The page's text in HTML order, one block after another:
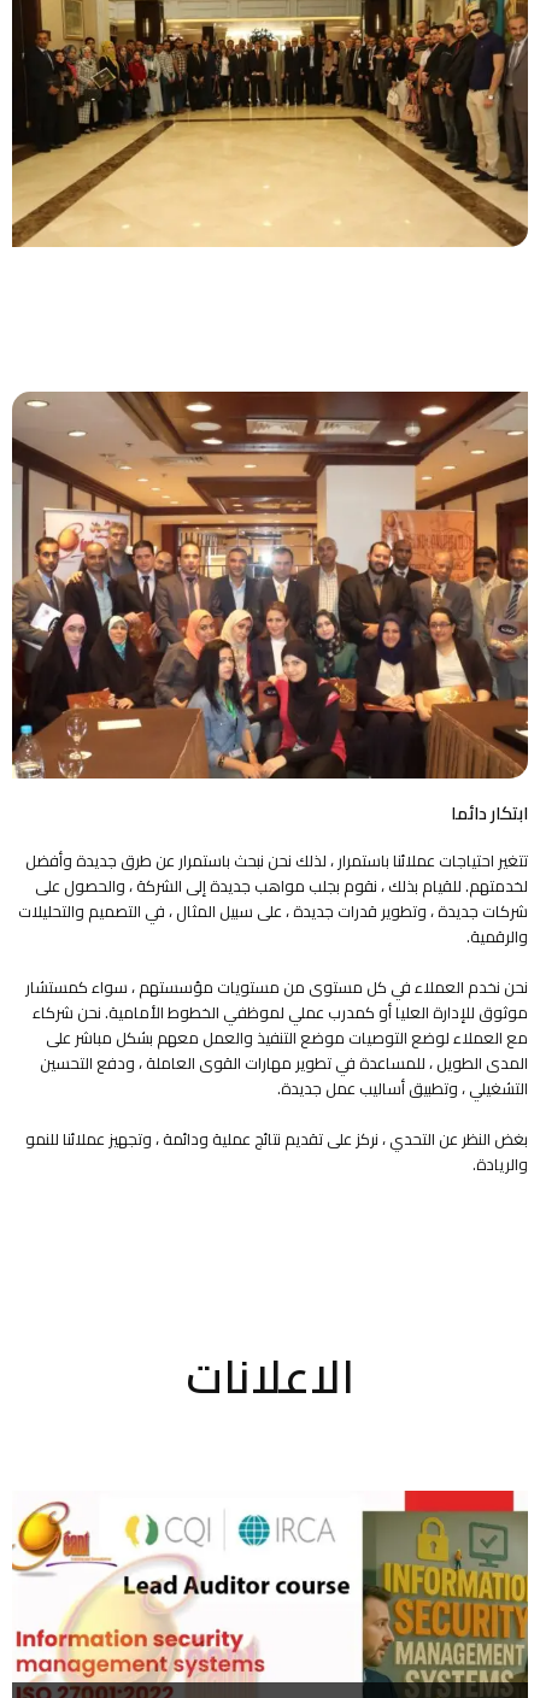
ابتكار دائما
تتغير احتياجات عملائنا باستمرار ، لذلك نحن نبحث باستمرار عن طرق جديدة وأفضل
لخدمتهم. للقيام بذلك ، نقوم بجلب مواهب جديدة إلى الشركة ، والحصول على
شركات جديدة ، وتطوير قدرات جديدة ، على سبيل المثال ، في التصميم والتحليلات
والرقمية.
نحن نخدم العملاء في كل مستوى من مستويات مؤسستهم ، سواء كمستشار
موثوق للإدارة العليا أو كمدرب عملي لموظفي الخطوط الأمامية. نحن شركاء
مع العملاء لوضع التوصيات موضع التنفيذ والعمل معهم بشكل مباشر على
المدى الطويل ، للمساعدة في تطوير مهارات القوى العاملة ، ودفع التحسين
التشغيلي ، وتطبيق أساليب عمل جديدة.
بغض النظر عن التحدي ، نركز على تقديم نتائج عملية ودائمة ، وتجهيز عملائنا للنمو
والريادة.
الاعلانات